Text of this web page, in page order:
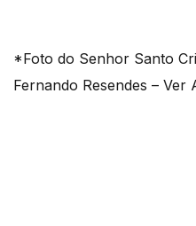
*Foto do Senhor Santo
Fernando Resendes – Ver